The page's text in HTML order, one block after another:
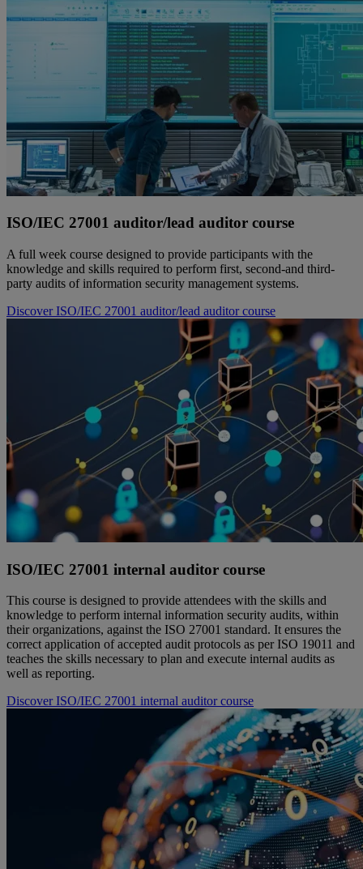
ISO/IEC 27001 auditor/lead auditor course
A full week course designed to provide participants with the
knowledge and skills required to perform first, second-and third-
party audits of information security management systems.
Discover ISO/IEC 27001 auditor/lead auditor course
ISO/IEC 27001 internal auditor course
This course is designed to provide attendees with the skills and
knowledge to perform internal information security audits, within
their organizations, against the ISO 27001 standard. It ensures the
correct application of accepted audit protocols as per ISO 19011 and
teaches the skills necessary to plan and execute internal audits as
well as reporting.
Discover ISO/IEC 27001 internal auditor course